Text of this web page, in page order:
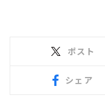
ポスト
シェア